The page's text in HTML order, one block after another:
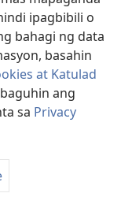
ipagbibili o
bahagi ng data
basahin
at Katulad
ang
sa Privacy
inilagay sa ilalim
nilang inihatid.
hangga’t
militar, at mga
Bilang
sa
daang
noon
malalakas